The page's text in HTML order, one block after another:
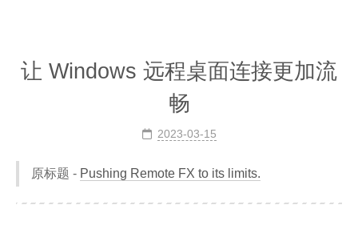
让 Windows 远程桌面连接更加流
畅
2023-03-15
原标题 - Pushing Remote FX to its limits.